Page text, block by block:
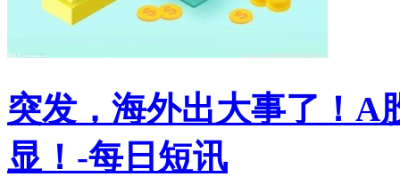
突发，海外出大事了！A
显！-每日短讯